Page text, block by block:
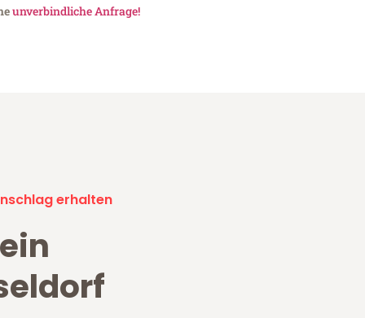
unverbindliche Anfrage!
erhalten